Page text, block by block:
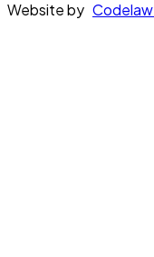
Website by Codelaw